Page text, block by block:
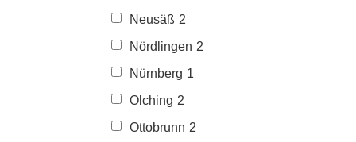
Neusäß 2
Nördlingen 2
Nürnberg 1
Olching 2
Ottobrunn 2